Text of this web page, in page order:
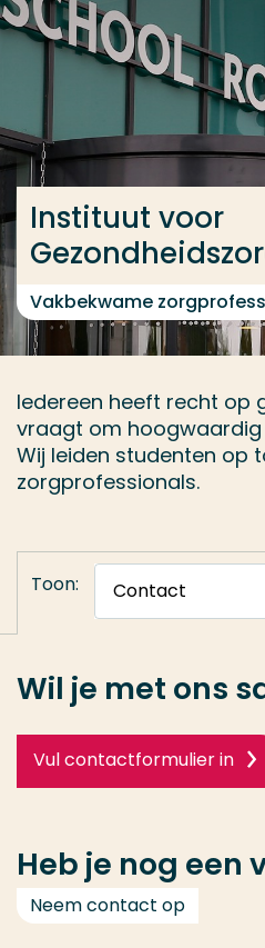
Ga direct naar de content
... > Contact
Instituut voor
Vakbekwame
Iedereen heeft recht op
vraagt om
Wij leiden studenten op
zorgprofessionals.
Toon:
Wil je met ons
Vul contactformulier in
Heb je nog een
Neem contact op
Veel gezocht
Opleiding
Contact